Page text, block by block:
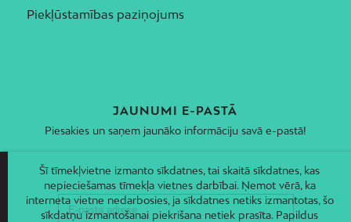
Piekļūstamības paziņojums
JAUNUMI E-PASTĀ
Piesakies un saņem jaunāko informāciju savā e-pastā!
Šī tīmekļvietne izmanto sīkdatnes, tai skaitā sīkdatnes, kas
nepieciešamas tīmekļa vietnes darbībai. Ņemot vērā, ka
interneta vietne nedarbosies, ja sīkdatnes netiks izmantotas, šo
sīkdatņu izmantošanai piekrišana netiek prasīta. Papildus